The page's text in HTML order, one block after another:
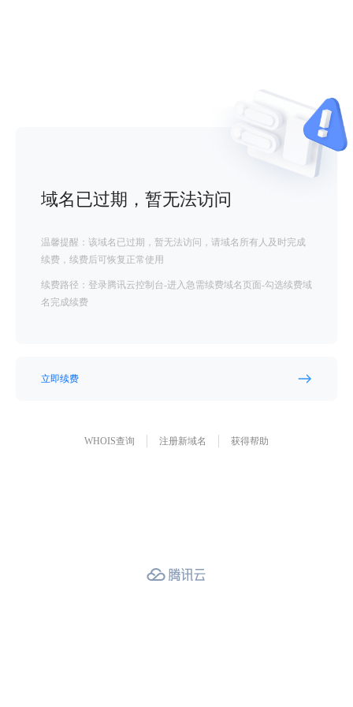
域名已过期，暂无法访问
温馨提醒：该域名已过期，暂无法访问，请域名所有人及时完成
续费，续费后可恢复正常使用
续费路径：登录腾讯云控制台-进入急需续费域名页面-勾选续费域
名完成续费
立即续费
WHOIS查询 注册新域名 获得帮助